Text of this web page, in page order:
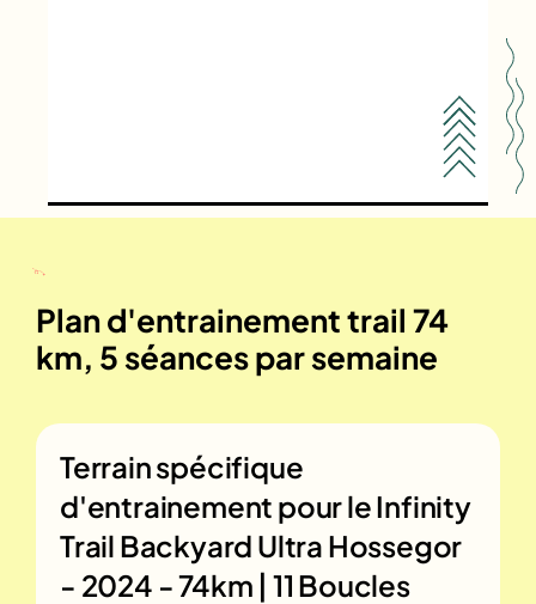
Plan d'entrainement trail 74
km, 5 séances par semaine
Terrain spécifique
d'entrainement pour leInfinity
Trail Backyard Ultra Hossegor
- 2024 - 74km | 11 Boucles